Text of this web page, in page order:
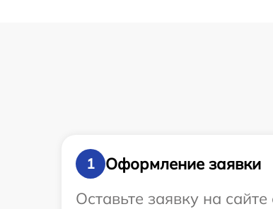
1
Оформление заявки
Оставьте заявку на